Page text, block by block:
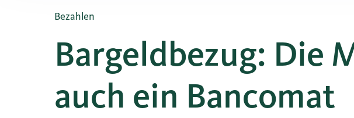
Bezahlen
Bargeldbezug: Die
auch ein Bancomat